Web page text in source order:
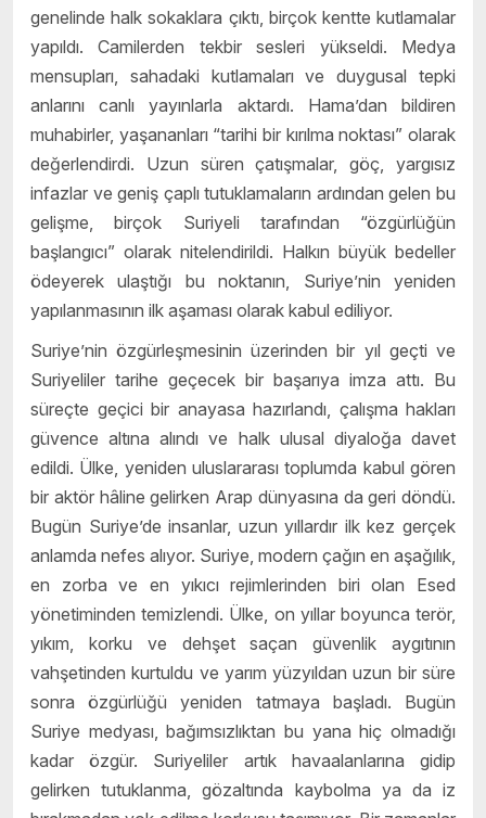
genelinde halk sokaklara çıktı, birçok kentte kutlamalar
yapıldı. Camilerden tekbir sesleri yükseldi. Medya
mensupları, sahadaki kutlamaları ve duygusal tepki
anlarını canlı yayınlarla aktardı. Hama’dan bildiren
muhabirler, yaşananları “tarihi bir kırılma noktası” olarak
değerlendirdi. Uzun süren çatışmalar, göç, yargısız
infazlar ve geniş çaplı tutuklamaların ardından gelen bu
gelişme, birçok Suriyeli tarafından “özgürlüğün
başlangıcı” olarak nitelendirildi. Halkın büyük bedeller
ödeyerek ulaştığı bu noktanın, Suriye’nin yeniden
yapılanmasının ilk aşaması olarak kabul ediliyor.
Suriye’nin özgürleşmesinin üzerinden bir yıl geçti ve
Suriyeliler tarihe geçecek bir başarıya imza attı. Bu
süreçte geçici bir anayasa hazırlandı, çalışma hakları
güvence altına alındı ve halk ulusal diyaloğa davet
edildi. Ülke, yeniden uluslararası toplumda kabul gören
bir aktör hâline gelirken Arap dünyasına da geri döndü.
Bugün Suriye’de insanlar, uzun yıllardır ilk kez gerçek
anlamda nefes alıyor. Suriye, modern çağın en aşağılık,
en zorba ve en yıkıcı rejimlerinden biri olan Esed
yönetiminden temizlendi. Ülke, on yıllar boyunca terör,
yıkım, korku ve dehşet saçan güvenlik aygıtının
vahşetinden kurtuldu ve yarım yüzyıldan uzun bir süre
sonra özgürlüğü yeniden tatmaya başladı. Bugün
Suriye medyası, bağımsızlıktan bu yana hiç olmadığı
kadar özgür. Suriyeliler artık havaalanlarına gidip
gelirken tutuklanma, gözaltında kaybolma ya da iz